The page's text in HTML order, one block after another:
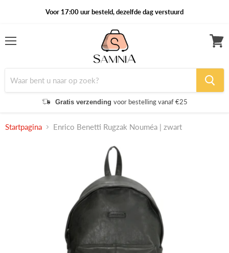
Voor 17:00 uur besteld, dezelfde dag verstuurd
Gratis verzending voor bestelling vanaf €25
Startpagina Enrico Benetti Rugzak Nouméa | zwart